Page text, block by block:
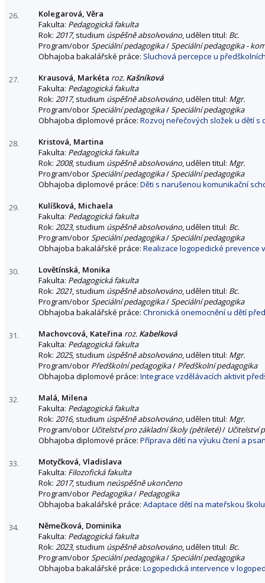
26.
Kolegarová, Věra
Fakulta: Pedagogická fakulta
Rok: 2017, studium úspěšně absolvováno, udělen titul: Bc.
Program/oborSpeciální pedagogika/Speciální pedagogika -
Obhajoba bakalářské práce: Sluchová percepce u
27. Krausová, Markéta roz. Kašníková
Fakulta: Pedagogická fakulta
Rok: 2017, studium úspěšně absolvováno, udělen titul: Mgr.
Program/oborSpeciální pedagogika/Speciální pedagogika
Obhajoba diplomové práce: Rozvoj neřečových složek u dětí s
28.
Kristová, Martina
Fakulta: Pedagogická fakulta
Rok: 2008, studium úspěšně absolvováno, udělen titul: Mgr.
Program/oborSpeciální pedagogika/Speciální pedagogika
Obhajoba diplomové práce: Děti s narušenou komunikační
29.
Kulíšková, Michaela
Fakulta: Pedagogická fakulta
Rok: 2023, studium úspěšně absolvováno, udělen titul: Bc.
Program/oborSpeciální pedagogika/Speciální pedagogika
Obhajoba bakalářské práce: Realizace logopedické prevence
30.
Lovětínská, Monika
Fakulta: Pedagogická fakulta
Rok: 2021, studium úspěšně absolvováno, udělen titul: Bc.
Program/oborSpeciální pedagogika/Speciální pedagogika
Obhajoba bakalářské práce: Chronická onemocnění u dětí
31. Machovcová, Kateřina roz. Kabelková
Fakulta: Pedagogická fakulta
Rok: 2025, studium úspěšně absolvováno, udělen titul: Mgr.
Program/obor Předškolní pedagogika/ Předškolní pedagogika
Obhajoba diplomové práce: Integrace vzdělávacích aktivit
32.
Malá, Milena
Fakulta: Pedagogická fakulta
Rok: 2016, studium úspěšně absolvováno, udělen titul: Mgr.
Program/obor Učitelství pro základní školy (pětileté)/ Učitelství
Obhajoba diplomové práce: Příprava dětí na výuku čtení a
33.
Motyčková, Vladislava
Fakulta: Filozofická fakulta
Rok: 2017, studium neúspěšně ukončeno
Program/obor Pedagogika/ Pedagogika
Obhajoba bakalářské práce: Adaptace dětí na mateřskou
34.
Němečková, Dominika
Fakulta: Pedagogická fakulta
Rok: 2023, studium úspěšně absolvováno, udělen titul: Bc.
Program/oborSpeciální pedagogika/Speciální pedagogika
Obhajoba bakalářské práce: Logopedická intervence v